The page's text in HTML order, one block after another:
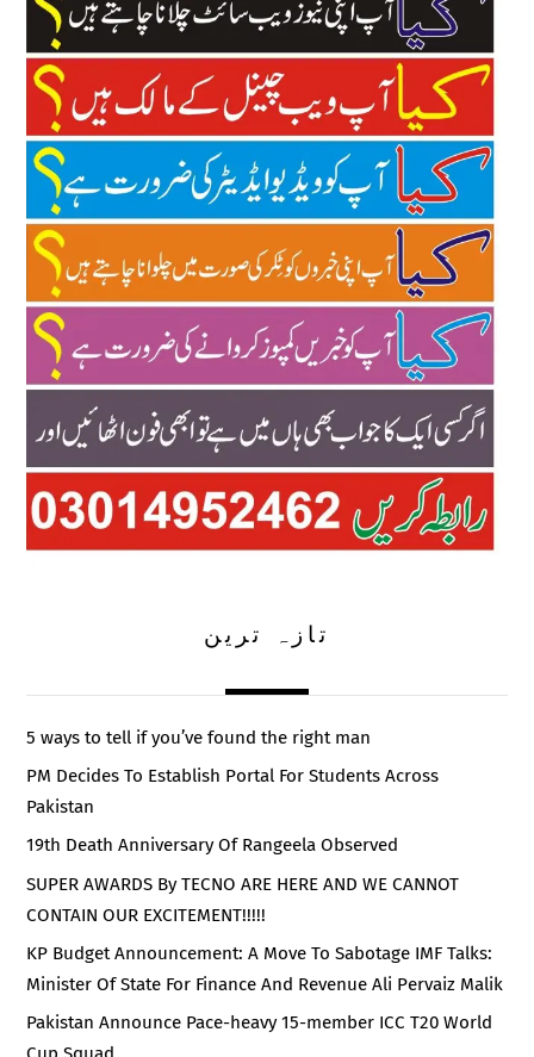
تازہ ترین
5 ways to tell if you’ve found the right man
PM Decides To Establish Portal For Students Across
Pakistan
19th Death Anniversary Of Rangeela Observed
SUPER AWARDS By TECNO ARE HERE AND WE CANNOT
CONTAIN OUR EXCITEMENT!!!!!
KP Budget Announcement: A Move To Sabotage IMF Talks:
Minister Of State For Finance And Revenue Ali Pervaiz Malik
Pakistan Announce Pace-heavy 15-member ICC T20 World